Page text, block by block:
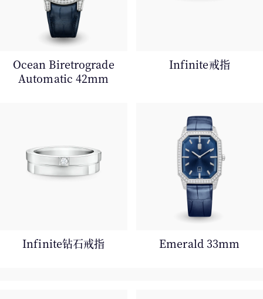
Ocean Biretrograde
Automatic 42mm
Infinite戒指
Infinite钻石戒指 Emerald 33mm